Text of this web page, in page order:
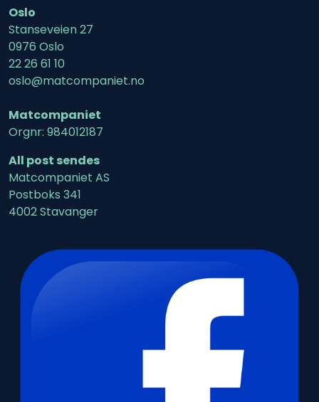
Oslo
Stanseveien 27
0976 Oslo
22 26 61 10
oslo@matcompaniet.no
Matcompaniet
Orgnr: 984012187
All post sendes
Matcompaniet AS
Postboks 341
4002 Stavanger